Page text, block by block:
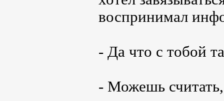
воспринимал
- Да что с тобой
- Можешь